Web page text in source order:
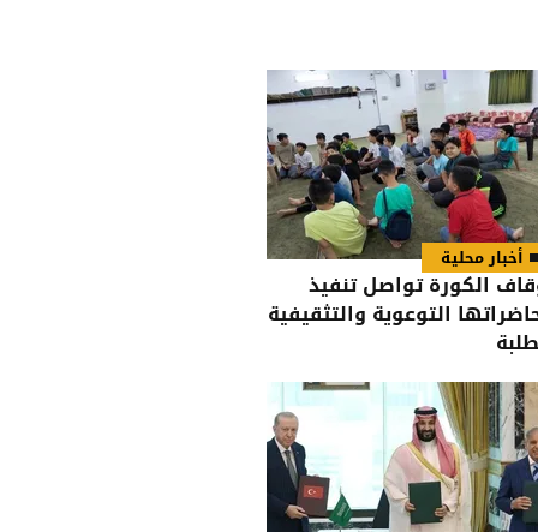
أخبار محلية
الكورة تواصل تنفيذ
التوعوية والتثقيفية